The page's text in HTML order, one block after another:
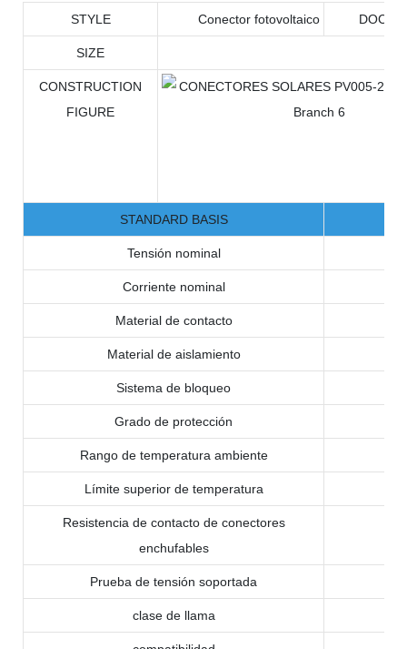
STYLE Conector fotovoltaico
SIZE
CONSTRUCTION
FIGURE
STANDARD BASIS
Tensión nominal
Corriente nominal
Material de contacto
Material de aislamiento
Sistema de bloqueo
Grado de protección
Rango de temperatura ambiente
Límite superior de temperatura
Resistencia de contacto de conectores
enchufables
Prueba de tensión soportada
clase de llama